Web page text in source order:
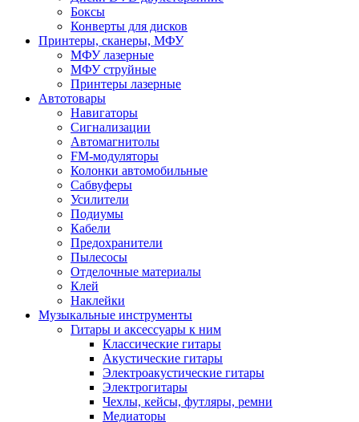
Боксы
Конверты для дисков
Принтеры, сканеры, МФУ
МФУ лазерные
МФУ струйные
Принтеры лазерные
Автотовары
Навигаторы
Сигнализации
Автомагнитолы
FM-модуляторы
Колонки автомобильные
Сабвуферы
Усилители
Подиумы
Кабели
Предохранители
Пылесосы
Отделочные материалы
Клей
Наклейки
Музыкальные инструменты
Гитары и аксессуары к ним
Классические гитары
Акустические гитары
Электроакустические гитары
Электрогитары
Чехлы, кейсы, футляры, ремни
Медиаторы